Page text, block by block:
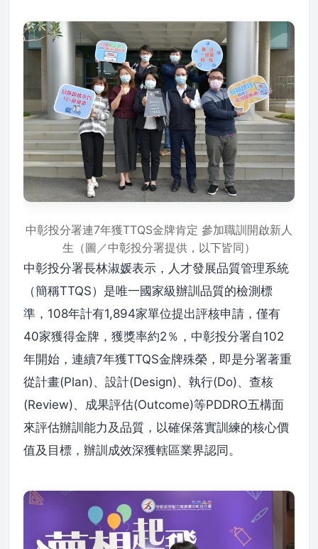
中彰投分署連7年獲TTQS金牌肯定 參加職訓開啟新人
生（圖／中彰投分署提供，以下皆同）
中彰投分署長林淑媛表示，人才發展品質管理系統
（簡稱TTQS）是唯一國家級辦訓品質的檢測標
準，108年計有1,894家單位提出評核申請，僅有
40家獲得金牌，獲獎率約2％，中彰投分署自102
年開始，連續7年獲TTQS金牌殊榮，即是分署著重
從計畫(Plan)、設計(Design)、執行(Do)、查核
(Review)、成果評估(Outcome)等PDDRO五構面
來評估辦訓能力及品質，以確保落實訓練的核心價
值及目標，辦訓成效深獲轄區業界認同。